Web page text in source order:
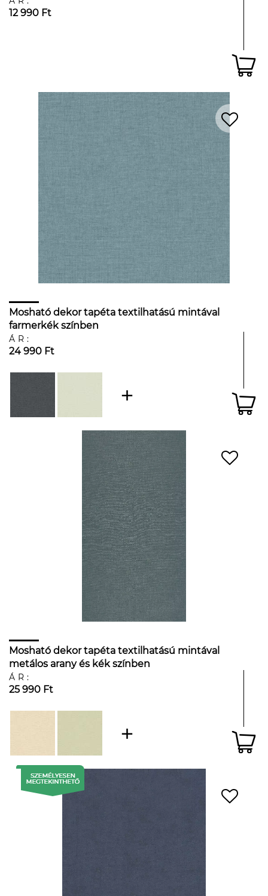
12 990 Ft
Mosható dekor tapéta textilhatású mintával
farmerkék színben
ÁR:
24 990 Ft
Mosható dekor tapéta textilhatású mintával
metálos arany és kék színben
ÁR:
25 990 Ft